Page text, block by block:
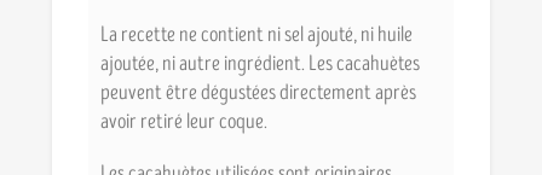
La recette ne contient ni sel ajouté, ni huile
ajoutée, ni autre ingrédient. Les cacahuètes
peuvent être dégustées directement après
avoir retiré leur coque.